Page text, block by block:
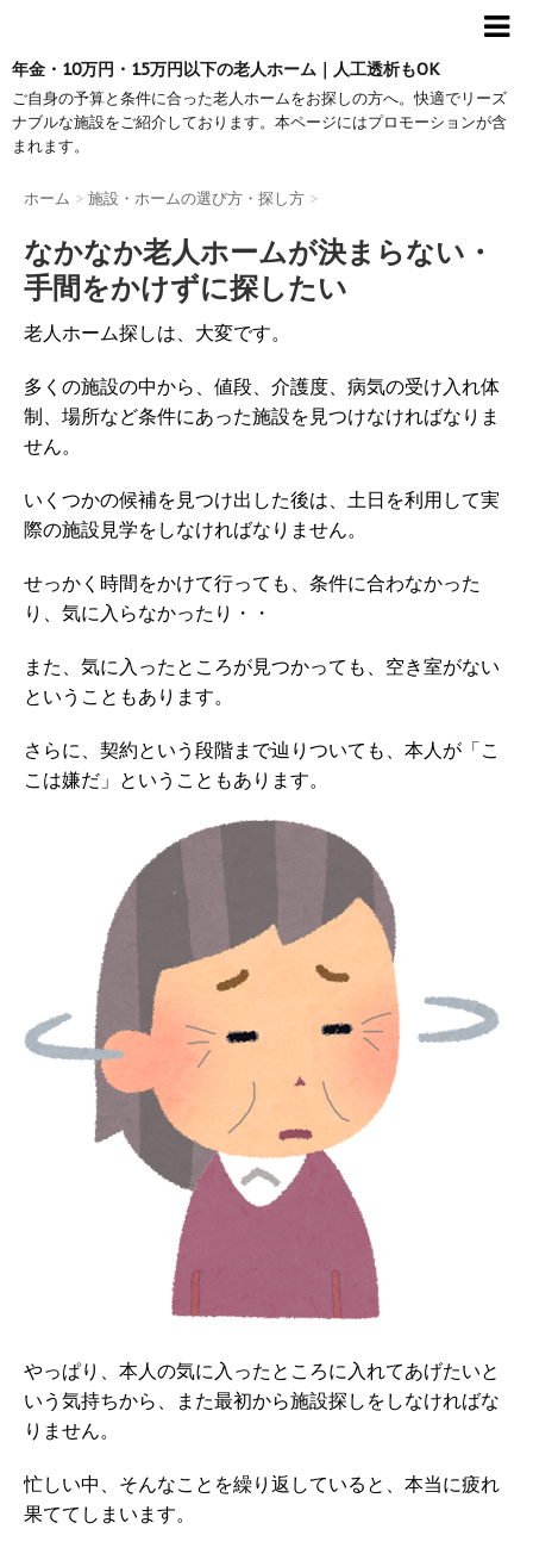
年金・10万円・15万円以下の老人ホーム｜人工透析もOK
ご自身の予算と条件に合った老人ホームをお探しの方へ。快適でリーズ
ナブルな施設をご紹介しております。本ページにはプロモーションが含
まれます。
ホーム > 施設・ホームの選び方・探し方 >
なかなか老人ホームが決まらない・
手間をかけずに探したい
老人ホーム探しは、大変です。
多くの施設の中から、値段、介護度、病気の受け入れ体
制、場所など条件にあった施設を見つけなければなりま
せん。
いくつかの候補を見つけ出した後は、土日を利用して実
際の施設見学をしなければなりません。
せっかく時間をかけて行っても、条件に合わなかった
り、気に入らなかったり・・
また、気に入ったところが見つかっても、空き室がない
ということもあります。
さらに、契約という段階まで辿りついても、本人が「こ
こは嫌だ」ということもあります。
やっぱり、本人の気に入ったところに入れてあげたいと
いう気持ちから、また最初から施設探しをしなければな
りません。
忙しい中、そんなことを繰り返していると、本当に疲れ
果ててしまいます。